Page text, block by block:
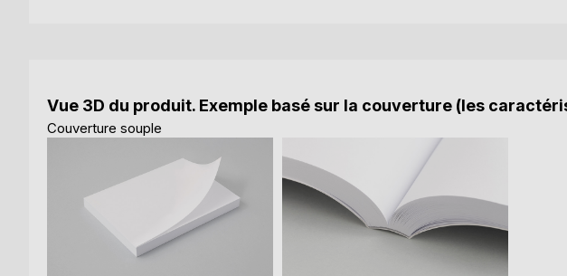
Vue 3D du produit. Exemple basé sur la couverture (les
Couverture souple